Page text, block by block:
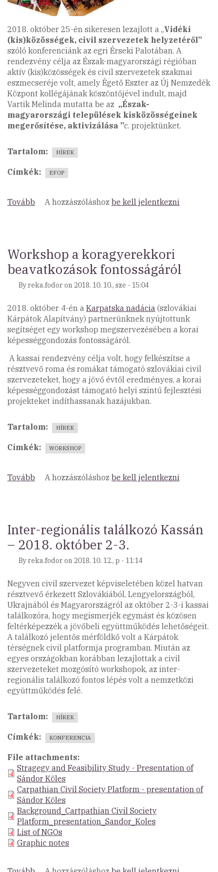
2018. október 25-én sikeresen lezajlott a „Vidéki
(kis)közösségek, civil szervezetek helyzetéről”
szóló konferenciánk az egri Érseki Palotában. A
rendezvény célja az Észak-magyarországi régióban
aktív (kis)közösségek és civil szervezetek szakmai
eszmecseréje volt, amely Égető Eszter az Új Nemzedék
Központ kollégájának köszöntőjével indult, majd
Vartik Melinda mutatta be az „Észak-
magyarországi települések kisközösségeinek
megerősítése, aktivizálása ”c. projektünket.
Tartalom HÍREK
Címkék EFOP
Tovább (Sikeresen
(kis)közösségek,
civil
szervezetek
helyzetéről”
konferenciánk)
A hozzászóláshoz be kell jelentkezni
Workshop a koragyerekkori
beavatkozások fontosságáról
By reka.fodor on 2018. 10. 10., sze - 15:04
2018. október 4-én a Karpatska nadácia (szlovákiai
Kárpátok Alapítvány) partnerünknek nyújtottunk
segítséget egy workshop megszervezésében a korai
képességgondozás fontosságáról.
A kassai rendezvény célja volt, hogy felkészítse a
résztvevő roma és romákat támogató szlovákiai civil
szervezeteket, hogy a jövő évtől eredményes, a korai
képességgondozást támogató helyi szintű fejlesztési
projekteket indíthassanak hazájukban.
Tartalom HÍREK
Címkék WORKSHOP
Tovább (Workshop
fontosságáról
A hozzászóláshoz be kell jelentkezni
Inter-regionális találkozó Kassán
– 2018. október 2-3.
By reka.fodor on 2018. 10. 12., p - 11:14
Negyven civil szervezet képviseletében közel hatvan
résztvevő érkezett Szlovákiából, Lengyelországból,
Ukrajnából és Magyarországról az október 2-3-i kassai
találkozóra, hogy megismerjék egymást és közösen
feltérképezzék a jövőbeli együttműködés lehetőségeit.
A találkozó jelentős mérföldkő volt a Kárpátok
térségnek civil platformja programban. Miután az
egyes országokban korábban lezajlottak a civil
szervezeteket mozgósító workshopok, az inter-
regionális találkozó fontos lépés volt a nemzetközi
együttműködés felé.
Tartalom HÍREK
Címkék KONFERENCIA
File attachments
Stragegy and Feasibility Study - Presentation of
Sándor Köles
Carpathian Civil Society Platform - presentation of
Sándor Köles
Background_Cartpathian Civil Society
Platform_presentation_Sandor_Koles
List of NGOs
Graphic notes